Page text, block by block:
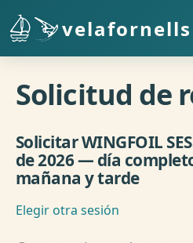
velafornells
Solicitud de
Solicitar WINGFOIL
de 2026 — día
mañana y tarde
Elegir otra sesión